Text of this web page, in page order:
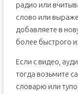
радио или
слово или
добавляете в
более быстрого
Если с видео,
тогда возьмите
словарю или тупо